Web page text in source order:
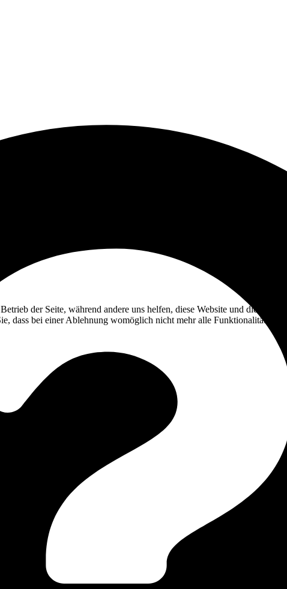
der Seite, während andere uns helfen, diese Website und die
dass bei einer Ablehnung womöglich nicht mehr alle Funktionalitäten